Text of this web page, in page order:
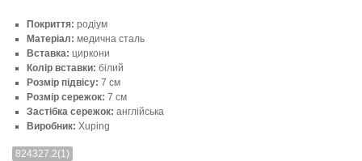
Покриття: родіум
Матеріал: медична сталь
Вставка: циркони
Колір вставки: білий
Розмір підвісу: 7 см
Розмір сережок: 7 см
Застібка сережок: англійська
Виробник: Xuping
824327.2(1)